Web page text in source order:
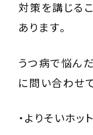
対策を講じる
あります。
うつ病で悩ん
に問い合わせ
・よりそいホッ